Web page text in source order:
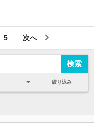
次へ
5
絞り込み